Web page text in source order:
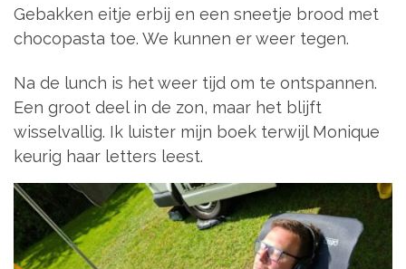
Gebakken eitje erbij en een sneetje brood met
chocopasta toe. We kunnen er weer tegen.
Na de lunch is het weer tijd om te ontspannen.
Een groot deel in de zon, maar het blijft
wisselvallig. Ik luister mijn boek terwijl Monique
keurig haar letters leest.